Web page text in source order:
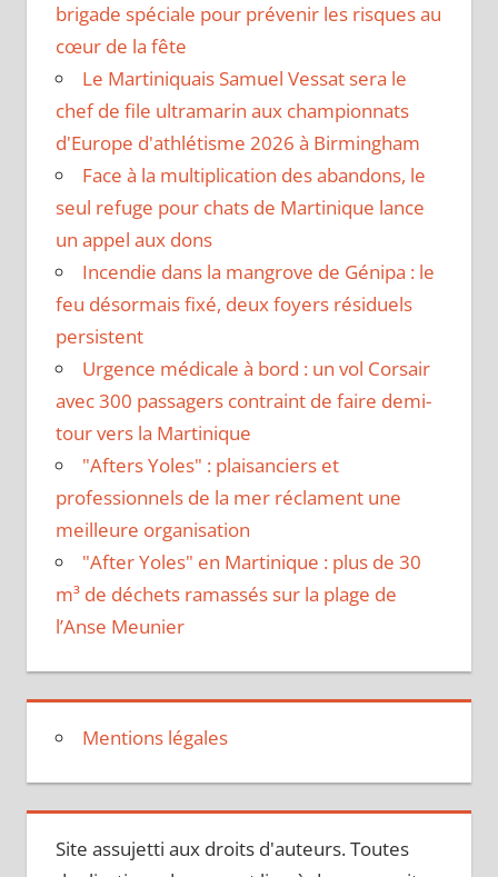
brigade spéciale pour prévenir les risques au
cœur de la fête
Le Martiniquais Samuel Vessat sera le
chef de file ultramarin aux championnats
d'Europe d'athlétisme 2026 à Birmingham
Face à la multiplication des abandons, le
seul refuge pour chats de Martinique lance
un appel aux dons
Incendie dans la mangrove de Génipa : le
feu désormais fixé, deux foyers résiduels
persistent
Urgence médicale à bord : un vol Corsair
avec 300 passagers contraint de faire demi-
tour vers la Martinique
"Afters Yoles" : plaisanciers et
professionnels de la mer réclament une
meilleure organisation
"After Yoles" en Martinique : plus de 30
m³ de déchets ramassés sur la plage de
l’Anse Meunier
Mentions légales
Site assujetti aux droits d'auteurs. Toutes